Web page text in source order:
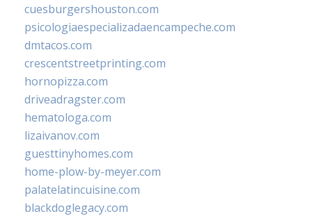
cuesburgershouston.com
psicologiaespecializadaencampeche.com
dmtacos.com
crescentstreetprinting.com
hornopizza.com
driveadragster.com
hematologa.com
lizaivanov.com
guesttinyhomes.com
home-plow-by-meyer.com
palatelatincuisine.com
blackdoglegacy.com